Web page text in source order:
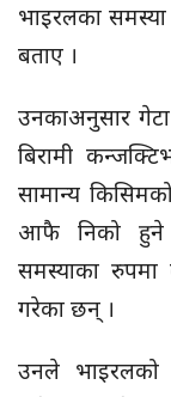
भाइरलका
बताए ।
उनकाअनुसार
बिरामी
सामान्य
आफै निको हुने
समस्याका
गरेका छन् ।
उनले भाइरलको